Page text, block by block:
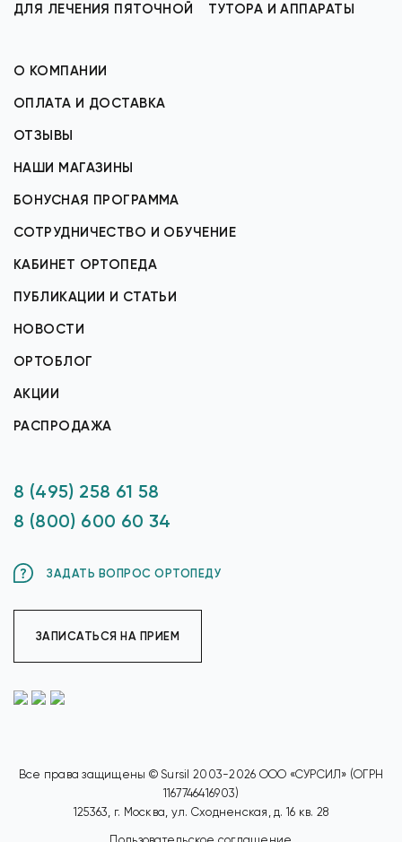
ДЛЯ ЛЕЧЕНИЯ ПЯТОЧНОЙ
ТУТОРА И АППАРАТЫ
О КОМПАНИИ
ОПЛАТА И ДОСТАВКА
ОТЗЫВЫ
НАШИ МАГАЗИНЫ
БОНУСНАЯ ПРОГРАММА
СОТРУДНИЧЕСТВО И ОБУЧЕНИЕ
КАБИНЕТ ОРТОПЕДА
ПУБЛИКАЦИИ И СТАТЬИ
НОВОСТИ
ОРТОБЛОГ
АКЦИИ
РАСПРОДАЖА
8 (495) 258 61 58
8 (800) 600 60 34
ЗАДАТЬ ВОПРОС ОРТОПЕДУ
ЗАПИСАТЬСЯ НА ПРИЕМ
Все права защищены © Sursil 2003-2026 ООО «СУРСИЛ» (ОГРН
1167746416903)
125363, г. Москва, ул. Сходненская, д. 16 кв. 28